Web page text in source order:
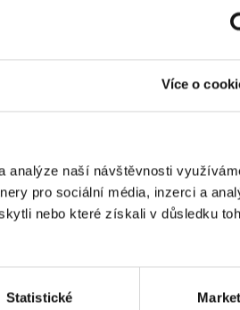
Více o
analýze naší návštěvnosti
pro sociální média, inzerci a
nebo které získali v důsledku
Statistické
3V6-1/2AA-LS Lithiová baterie
Skladem
139 Kč
Kč